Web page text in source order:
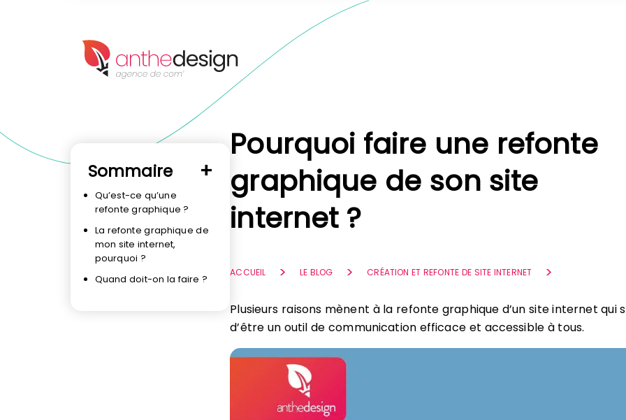
Sommaire
Qu’est-ce qu’une
refonte graphique ?
La refonte graphique de
mon site internet,
pourquoi ?
Quand doit-on la faire ?
Pourquoi faire une refonte
graphique de son site
internet ?
ACCUEIL LE BLOG CRÉATION ET REFONTE DE SITE INTERNET
Plusieurs raisons mènent à la refonte graphique d’un site internet qui
d’être un outil de communication efficace et accessible à tous.